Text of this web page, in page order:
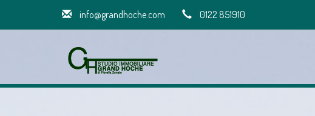
info@grandhoche.com 0122 851910